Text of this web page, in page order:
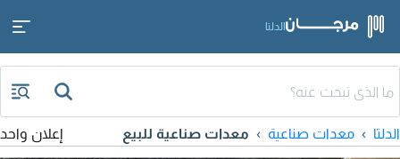
الدلتا
الدلتا معدات صناعية معدات صناعية للبيع إعلان واحد